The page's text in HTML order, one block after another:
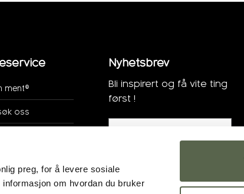
preg, for å levere sosiale
om hvordan du bruker
ment®
oss
side
Nyhetsbrev
Bli inspirert og få vite ting
først !